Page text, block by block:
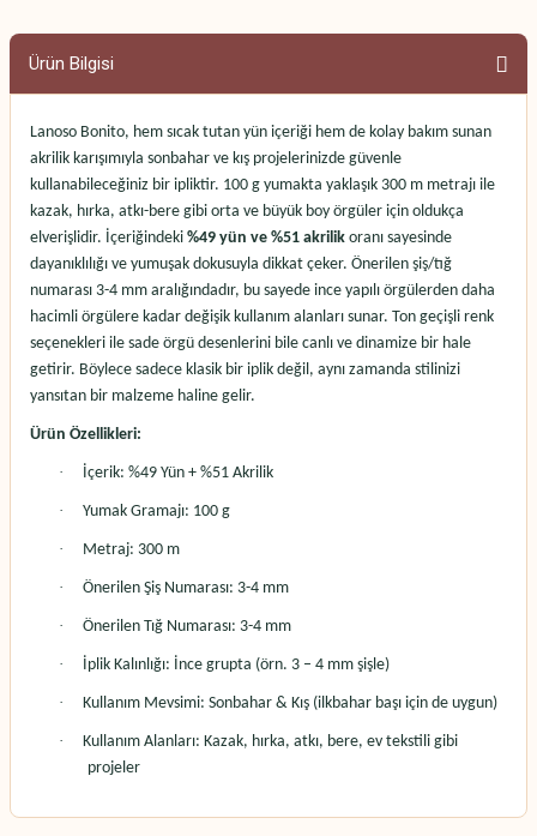
Ürün Bilgisi
Lanoso Bonito, hem sıcak tutan yün içeriği hem de kolay bakım sunan
akrilik karışımıyla sonbahar ve kış projelerinizde güvenle
kullanabileceğiniz bir ipliktir. 100 g yumakta yaklaşık 300 m metrajı ile
kazak, hırka, atkı-bere gibi orta ve büyük boy örgüler için oldukça
elverişlidir. İçeriğindeki %49 yün ve %51 akrilik oranı sayesinde
dayanıklılığı ve yumuşak dokusuyla dikkat çeker. Önerilen şiş/tığ
numarası 3-4 mm aralığındadır, bu sayede ince yapılı örgülerden daha
hacimli örgülere kadar değişik kullanım alanları sunar. Ton geçişli renk
seçenekleri ile sade örgü desenlerini bile canlı ve dinamize bir hale
getirir. Böylece sadece klasik bir iplik değil, aynı zamanda stilinizi
yansıtan bir malzeme haline gelir.
Ürün Özellikleri:
· İçerik: %49 Yün + %51 Akrilik
· Yumak Gramajı: 100 g
· Metraj: 300 m
· Önerilen Şiş Numarası: 3-4 mm
· Önerilen Tığ Numarası: 3-4 mm
· İplik Kalınlığı: İnce grupta (örn. 3 – 4 mm şişle)
· Kullanım Mevsimi: Sonbahar & Kış (ilkbahar başı için de uygun)
·
Kullanım Alanları: Kazak, hırka, atkı, bere, ev tekstili gibi
projeler